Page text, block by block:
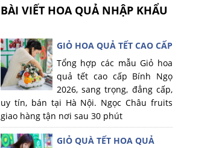
BÀI VIẾT HOA QUẢ NHẬP KHẨU
GIỎ HOA QUẢ TẾT CAO CẤP
Tổng hợp các mẫu Giỏ hoa
quả tết cao cấp Bính Ngọ
2026, sang trọng, đẳng cấp,
uy tín, bán tại Hà Nội. Ngọc Châu fruits
giao hàng tận nơi sau 30 phút
GIỎ QUÀ TẾT HOA QUẢ